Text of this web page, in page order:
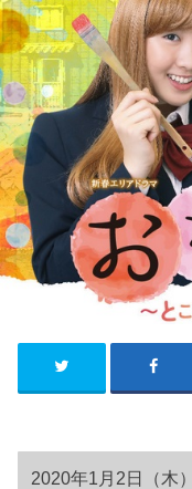
2020年1月2日（木